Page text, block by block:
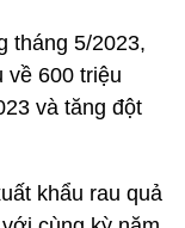
tháng 5/2023,
về 600 triệu
và tăng đột
khẩu rau quả